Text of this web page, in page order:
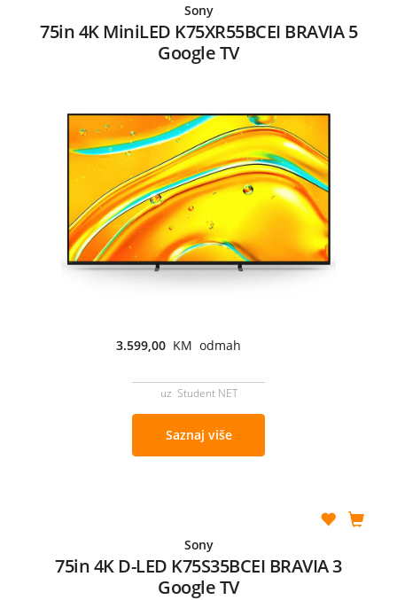
Sony
75in 4K MiniLED K75XR55BCEI BRAVIA 5
Google TV
3.599,00 KM odmah
uz Student NET
Saznaj više
Sony
75in 4K D-LED K75S35BCEI BRAVIA 3
Google TV